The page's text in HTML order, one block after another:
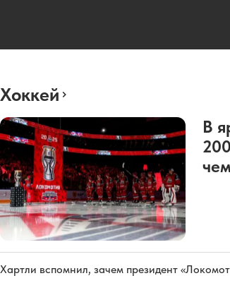
Хоккей
В
Хартли вспомнил, зачем президент